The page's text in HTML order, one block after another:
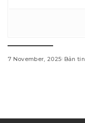
7 November, 2025 Bản tin
n